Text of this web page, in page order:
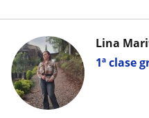
1ª clase
Lina